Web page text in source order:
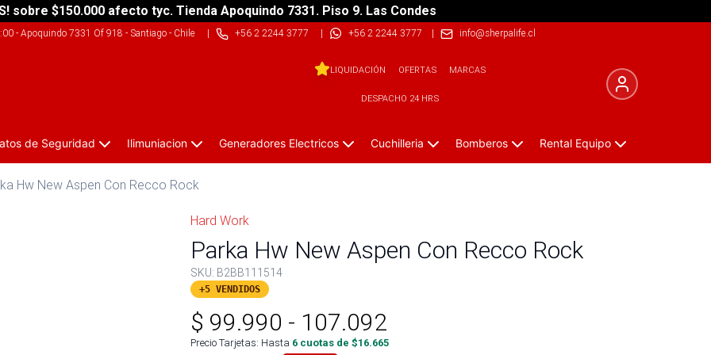
sobre $150.000 afecto tyc. Tienda Apoquindo 7331. Piso 9. Las Condes
- Apoquindo 7331 Of 918 - Santiago - Chile| +56 2 2244 3777 | +56 2 2244 3777 | info@sherpalife.cl
LIQUIDACIÓN OFERTAS MARCAS
DESPACHO 24 HRS
de Seguridad Ilimuniacion Generadores Electricos Cuchilleria Bomberos Rental Equipo
Hw New Aspen Con Recco Rock
Hard Work
Parka Hw New Aspen Con Recco Rock
SKU: B2BB111514
+5 VENDIDOS
$ 99.990 - 107.092
Precio Tarjetas: Hasta 6 cuotas de $16.665